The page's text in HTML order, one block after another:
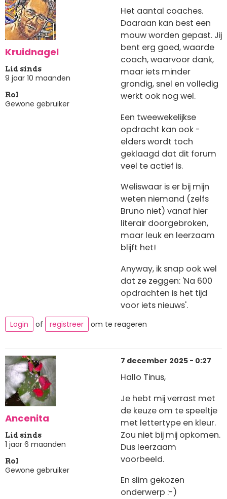
Kruidnagel
Lid sinds
9 jaar 10 maanden
Rol
Gewone gebruiker
Het aantal coaches.
Daaraan kan best een
mouw worden gepast. Jij
bent erg goed, waarde
coach, waarvoor dank,
maar iets minder
grondig, snel en volledig
werkt ook nog wel.
Een tweewekelijkse
opdracht kan ook -
elders wordt toch
geklaagd dat dit forum
veel te actief is.
Weliswaar is er bij mijn
weten niemand (zelfs
Bruno niet) vanaf hier
literair doorgebroken,
maar leuk en leerzaam
blijft het!
Anyway, ik snap ook wel
dat ze zeggen: 'Na 600
opdrachten is het tijd
voor iets nieuws'.
Login of registreer om te reageren
Ancenita
Lid sinds
1 jaar 6 maanden
Rol
Gewone gebruiker
7 december 2025 - 0:27
Hallo Tinus,
Je hebt mij verrast met
de keuze om te speeltje
met lettertype en kleur.
Zou niet bij mij opkomen.
Dus leerzaam
voorbeeld.
En slim gekozen
onderwerp :-)